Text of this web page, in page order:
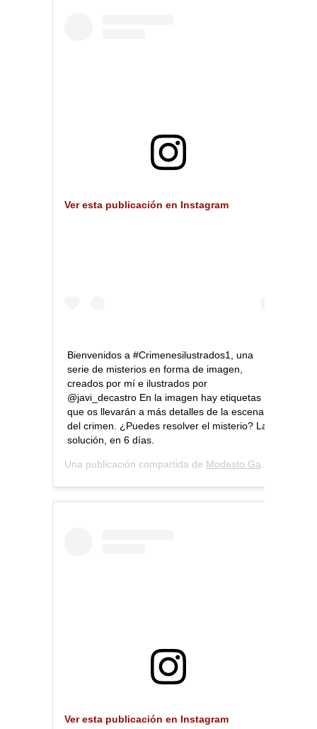
Ver esta publicación en Instagram
Bienvenidos a #Crimenesilustrados1, una
serie de misterios en forma de imagen,
creados por mí e ilustrados por
@javi_decastro En la imagen hay etiquetas
que os llevarán a más detalles de la escena
del crimen. ¿Puedes resolver el misterio? La
solución, en 6 días.
Una publicación compartida de Modesto García
Ver esta publicación en Instagram